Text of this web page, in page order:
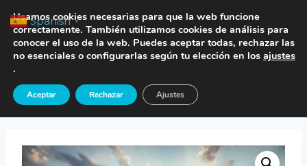
Saltar
contenido
TE LLAMAMOS
Inicio / Tienda / Seguros Protección Jurídica
Seguro Responsabilidad Civil Construcción
Spanish ▼
Usamos cookies necesarias para que la web funcione
correctamente. También utilizamos cookies de análisis para
conocer el uso de la web. Puedes aceptar todas, rechazar las
no esenciales o configurarlas según tu elección en los ajustes
.
Aceptar Rechazar Ajustes